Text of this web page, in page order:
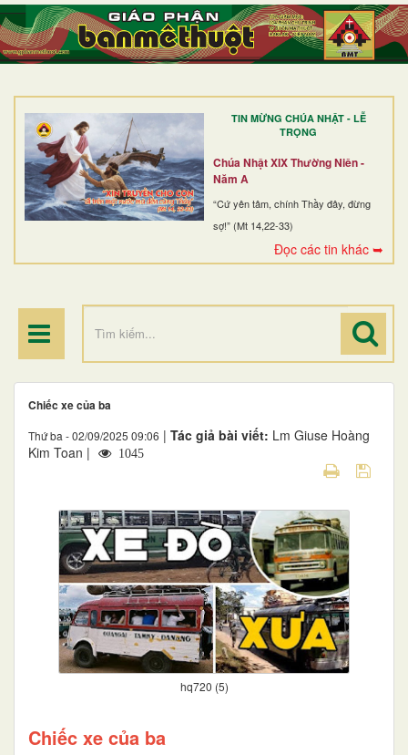
TIN MỪNG CHÚA NHẬT - LỄ
TRỌNG
Chúa Nhật XIX Thường Niên -
Năm A
“Cứ yên tâm, chính Thầy đây, đừng
sợ!” (Mt 14,22-33)
Đọc các tin khác ➥
TRANG NHẤT
GIỚI THIỆU
DÒNG TU
BAN MỤC VỤ
ĐOÀN THỂ CG
ĐIỂM HÀNH HƯƠNG
Chiếc xe của ba
Thứ ba - 02/09/2025 09:06 | Tác giả bài viết: Lm Giuse Hoàng
Kim Toan |
1045
hq720 (5)
Chiếc xe của ba